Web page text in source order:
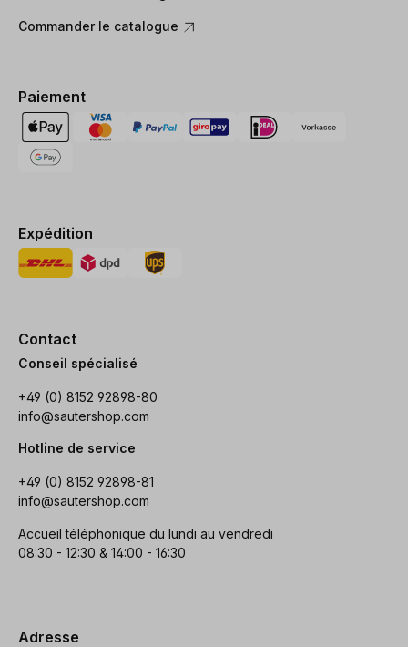
Commander le catalogue
Paiement
Expédition
Contact
Conseil spécialisé
+49 (0) 8152 92898-80
info@sautershop.com
Hotline de service
+49 (0) 8152 92898-81
info@sautershop.com
Accueil téléphonique du lundi au vendredi
08:30 - 12:30 & 14:00 - 16:30
Adresse